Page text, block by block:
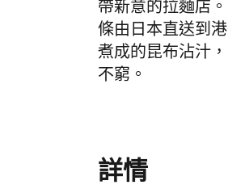
帶新意的拉麵店
條由日本直送到
煮成的昆布沾汁
不窮。
詳情